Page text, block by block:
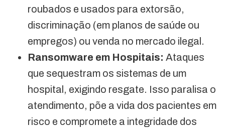
roubados e usados para extorsão,
discriminação (em planos de saúde ou
empregos) ou venda no mercado ilegal.
Ransomware em Hospitais: Ataques
que sequestram os sistemas de um
hospital, exigindo resgate. Isso paralisa o
atendimento, põe a vida dos pacientes em
risco e compromete a integridade dos